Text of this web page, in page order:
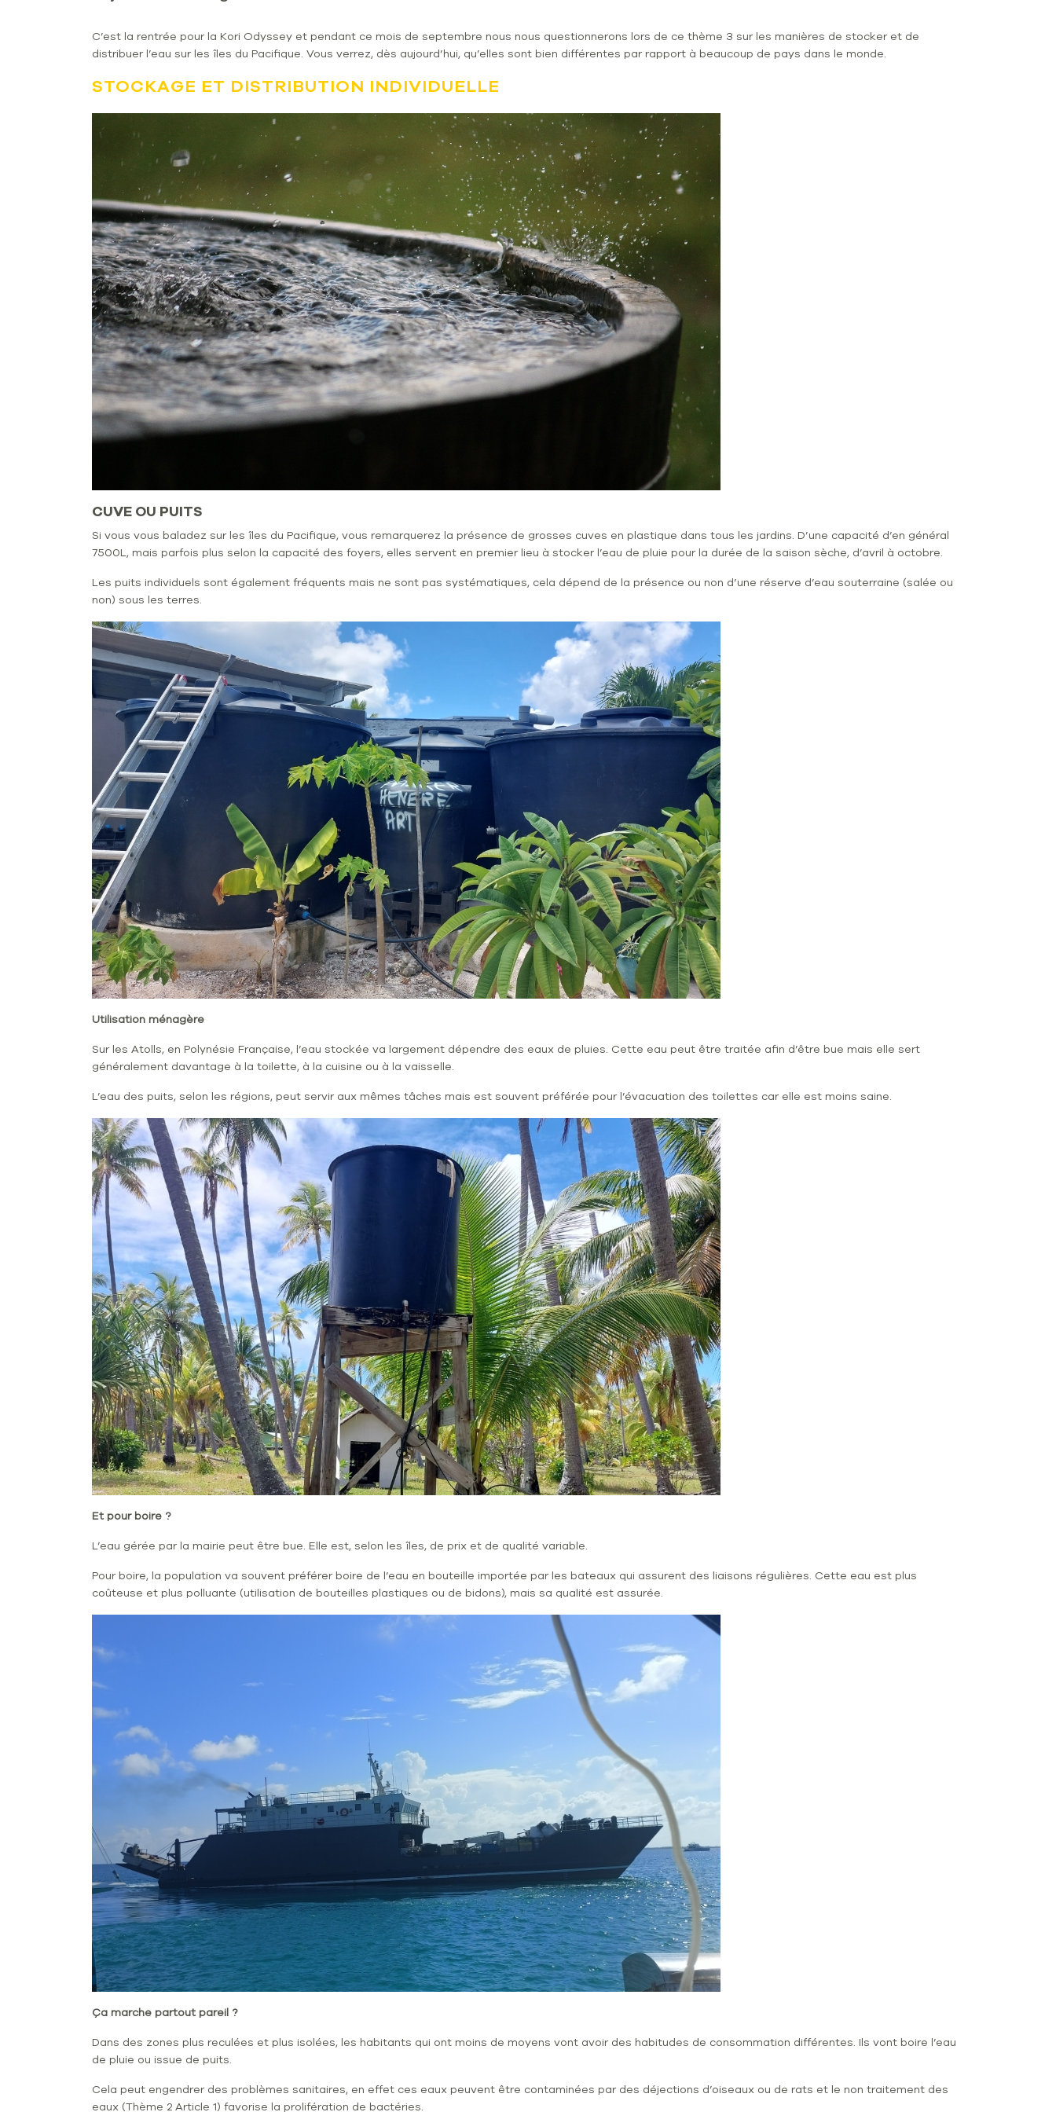
C’est la rentrée pour la Kori Odyssey et pendant ce mois de septembre nous nous questionnerons lors de ce thème 3 sur les manières de stocker et de
distribuer l’eau sur les îles du Pacifique. Vous verrez, dès aujourd’hui, qu’elles sont bien différentes par rapport à beaucoup de pays dans le monde.
STOCKAGE ET DISTRIBUTION INDIVIDUELLE
CUVE OU PUITS
Si vous vous baladez sur les îles du Pacifique, vous remarquerez la présence de grosses cuves en plastique dans tous les jardins. D’une capacité d’en général
7500L, mais parfois plus selon la capacité des foyers, elles servent en premier lieu à stocker l’eau de pluie pour la durée de la saison sèche, d’avril à octobre.
Les puits individuels sont également fréquents mais ne sont pas systématiques, cela dépend de la présence ou non d’une réserve d’eau souterraine (salée ou
non) sous les terres.
Utilisation ménagère
Sur les Atolls, en Polynésie Française, l’eau stockée va largement dépendre des eaux de pluies. Cette eau peut être traitée afin d’être bue mais elle sert
généralement davantage à la toilette, à la cuisine ou à la vaisselle.
L’eau des puits, selon les régions, peut servir aux mêmes tâches mais est souvent préférée pour l’évacuation des toilettes car elle est moins saine.
Et pour boire ?
L’eau gérée par la mairie peut être bue. Elle est, selon les îles, de prix et de qualité variable.
Pour boire, la population va souvent préférer boire de l’eau en bouteille importée par les bateaux qui assurent des liaisons régulières. Cette eau est plus
coûteuse et plus polluante (utilisation de bouteilles plastiques ou de bidons), mais sa qualité est assurée.
Ça marche partout pareil ?
Dans des zones plus reculées et plus isolées, les habitants qui ont moins de moyens vont avoir des habitudes de consommation différentes. Ils vont boire l’eau
de pluie ou issue de puits.
Cela peut engendrer des problèmes sanitaires, en effet ces eaux peuvent être contaminées par des déjections d’oiseaux ou de rats et le non traitement des
eaux (Thème 2 Article 1) favorise la prolifération de bactéries.